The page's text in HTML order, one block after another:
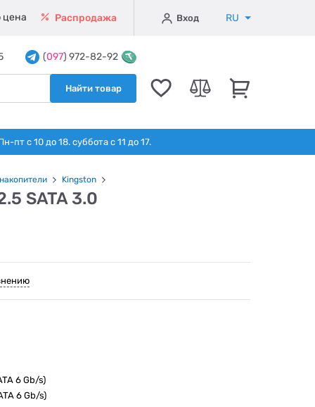
цена Распродажа Вход RU
(097) 972-82-92
Найти товар
с 10 до 18. суббота с 11 до 17.
Kingston
SATA 3.0
6 Gb/s)
6 Gb/s)